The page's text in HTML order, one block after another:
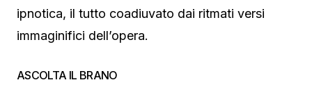
ipnotica, il tutto coadiuvato dai ritmati versi
immaginifici dell’opera.
ASCOLTA IL BRANO